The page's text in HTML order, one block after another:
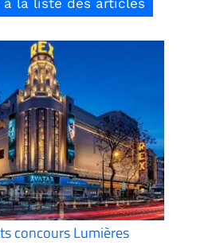
à la liste des articles
concours Lumières